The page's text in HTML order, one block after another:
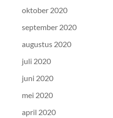
oktober 2020
september 2020
augustus 2020
juli 2020
juni 2020
mei 2020
april 2020